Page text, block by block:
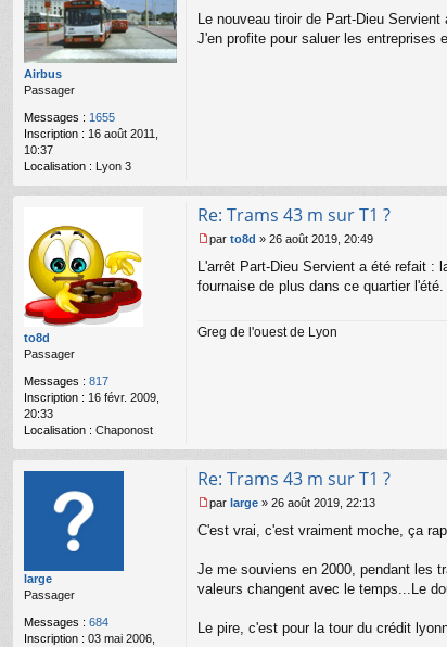
Airbus
Passager
Messages : 1655
Inscription : 16 août 2011,
10:37
Localisation : Lyon 3
e
s
Le nouveau tiroir de Part-Dieu
J'en profite pour saluer les entreprises
to8d
Passager
Messages : 817
Inscription : 16 févr. 2009,
20:33
Localisation : Chaponost
Re: Trams 43 m sur T1 ?
e
s
g
par to8d » 26 août 2019, 20:49
L'arrêt Part-Dieu Servient a été refait :
fournaise de plus dans ce quartier l'été.
Greg de l'ouest de Lyon
large
Passager
Messages : 684
Inscription : 03 mai 2006,
Re: Trams 43 m sur T1 ?
e
g
n
par large » 26 août 2019, 22:13
C'est vrai, c'est vraiment moche, ça
Je me souviens en 2000, pendant les
valeurs changent avec le temps...Le
Le pire, c'est pour la tour du crédit